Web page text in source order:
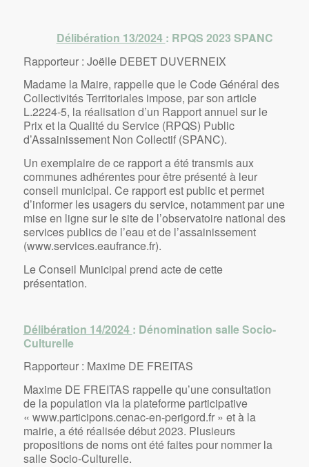
Délibération 13/2024 : RPQS 2023 SPANC
Rapporteur : Joëlle DEBET DUVERNEIX
Madame la Maire, rappelle que le Code Général des
Collectivités Territoriales impose, par son article
L.2224-5, la réalisation d’un Rapport annuel sur le
Prix et la Qualité du Service (RPQS) Public
d’Assainissement Non Collectif (SPANC).
Un exemplaire de ce rapport a été transmis aux
communes adhérentes pour être présenté à leur
conseil municipal. Ce rapport est public et permet
d’informer les usagers du service, notamment par une
mise en ligne sur le site de l’observatoire national des
services publics de l’eau et de l’assainissement
(www.services.eaufrance.fr).
Le Conseil Municipal prend acte de cette
présentation.
Délibération 14/2024 : Dénomination salle Socio-
Culturelle
Rapporteur : Maxime DE FREITAS
Maxime DE FREITAS rappelle qu’une consultation
de la population via la plateforme participative
« www.participons.cenac-en-perigord.fr » et à la
mairie, a été réalisée début 2023. Plusieurs
propositions de noms ont été faites pour nommer la
salle Socio-Culturelle.